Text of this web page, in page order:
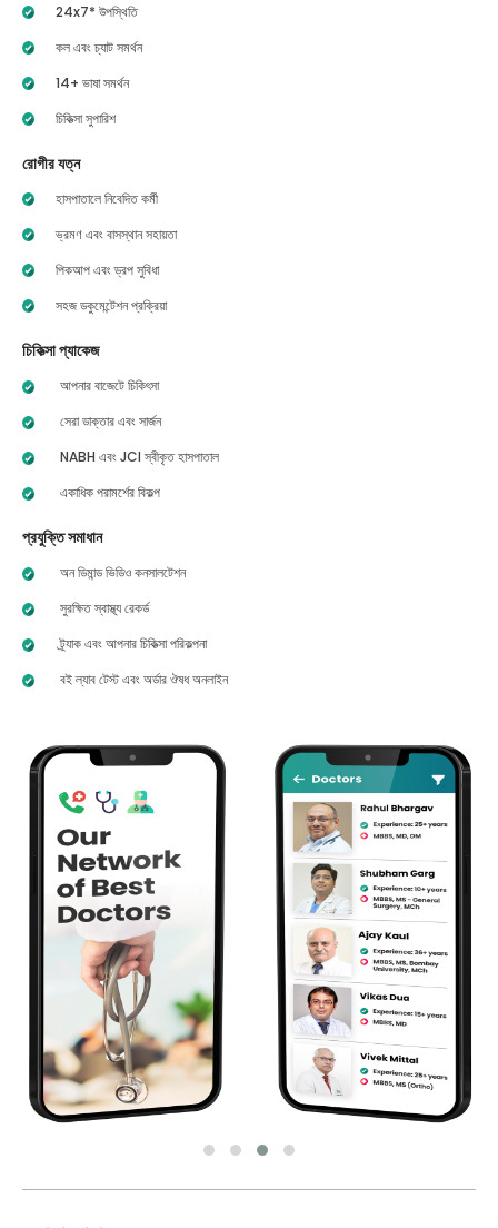
24x7* উপস্থিতি
কল এবং চ্যাট সমর্থন
14+ ভাষা সমর্থন
চিকিত্সা সুপারিশ
রোগীর যত্ন
হাসপাতালে নিবেদিত কর্মী
ভ্রমণ এবং বাসস্থান সহায়তা
পিকআপ এবং ড্রপ সুবিধা
সহজ ডকুমেন্টেশন প্রক্রিয়া
চিকিত্সা প্যাকেজ
আপনার বাজেটে চিকিৎসা
সেরা ডাক্তার এবং সার্জন
NABH এবং JCI স্বীকৃত হাসপাতাল
একাধিক পরামর্শের বিকল্প
প্রযুক্তি সমাধান
অন ডিমান্ড ভিডিও কনসালটেশন
সুরক্ষিত স্বাস্থ্য রেকর্ড
ট্র্যাক এবং আপনার চিকিত্সা পরিকল্পনা
বই ল্যাব টেস্ট এবং অর্ডার ঔষধ অনলাইন